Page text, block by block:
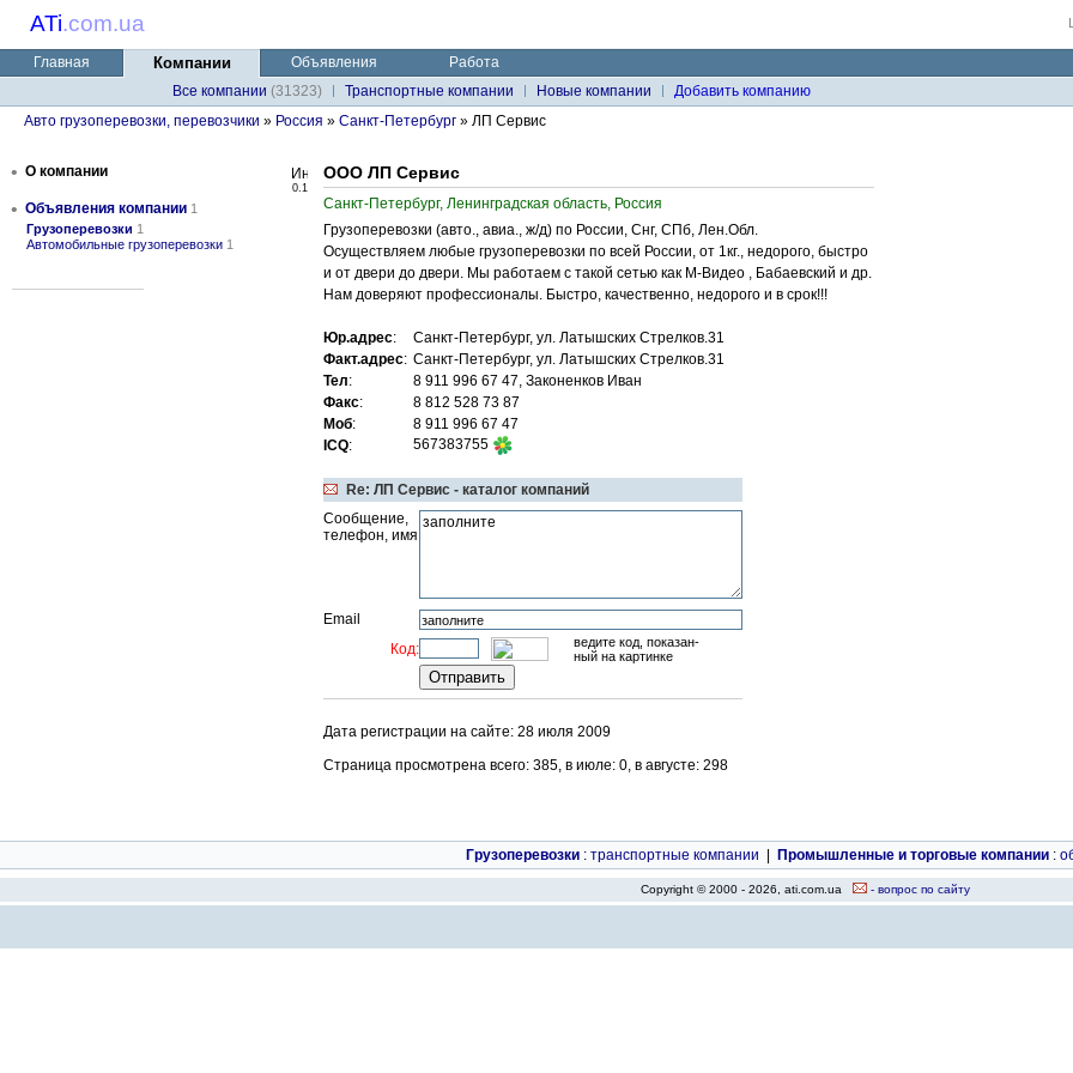
ATi.com.ua
Главная Компании Объявления
Работа
Все компании (31323) Транспортные компании Новые компании
Добавить компанию
Авто грузоперевозки, перевозчики » Россия » Санкт-Петербург » ЛП Сервис
• О компании
• Объявления компании 1
Грузоперевозки 1
Автомобильные грузоперевозки 1
0.1
ООО ЛП Сервис
Санкт-Петербург, Ленинградская область, Россия
Грузоперевозки (авто., авиа., ж/д) по России, Снг, СПб, Лен.Обл.
Осуществляем любые грузоперевозки по всей России, от 1кг., недорого, быстро
и от двери до двери. Мы работаем с такой сетью как М-Видео , Бабаевский и др.
Нам доверяют профессионалы. Быстро, качественно, недорого и в срок!!!
Юр.адрес:
Санкт-Петербург, ул. Латышских Стрелков.31
Факт.адрес: Санкт-Петербург, ул. Латышских Стрелков.31
Тел:
8 911 996 67 47, Законенков Иван
Факс:
8 812 528 73 87
Моб:
8 911 996 67 47
ICQ: 567383755
Re: ЛП Сервис - каталог компаний
Сообщение,
телефон, имя
Email
Код:
ведите код, показан-
ный на картинке
Дата регистрации на сайте: 28 июля 2009
Страница просмотрена всего: 385, в июле: 0, в августе: 298
Грузоперевозки : транспортные компании Промышленные и торговые компании :
Copyright © 2000 - 2026, ati.com.ua - вопрос по сайту